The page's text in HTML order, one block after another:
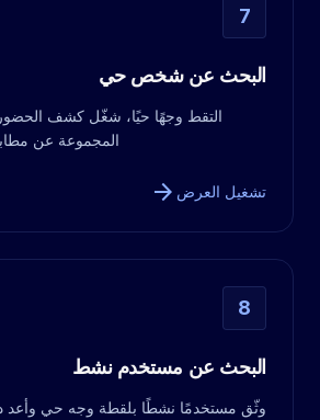
7
البحث عن شخص حي
التقط وجهًا حيًا، شغّل كشف
المجموعة عن
تشغيل العرض arrow_forward
8
البحث عن مستخدم نشط
وثّق مستخدمًا نشطًا بلقطة وجه حي وأعد